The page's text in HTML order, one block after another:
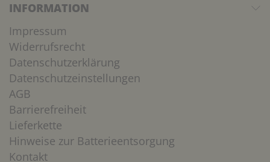
INFORMATION
Impressum
Widerrufsrecht
Datenschutzerklärung
Datenschutzeinstellungen
AGB
Barrierefreiheit
Lieferkette
Hinweise zur Batterieentsorgung
Kontakt